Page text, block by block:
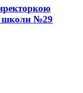
школи №29